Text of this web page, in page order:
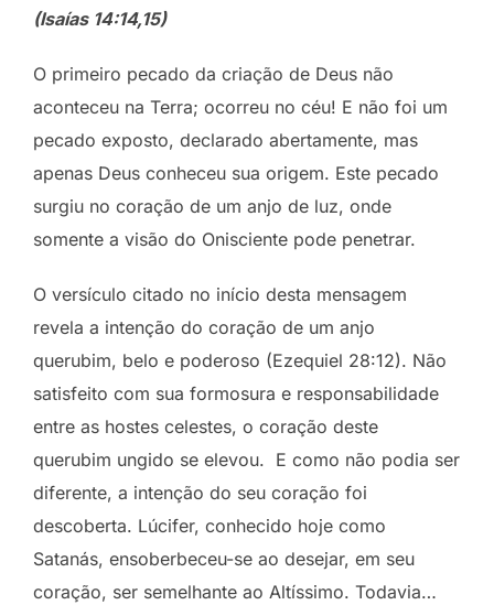
(Isaías 14:14,15)
O primeiro pecado da criação de Deus não
aconteceu na Terra; ocorreu no céu! E não foi um
pecado exposto, declarado abertamente, mas
apenas Deus conheceu sua origem. Este pecado
surgiu no coração de um anjo de luz, onde
somente a visão do Onisciente pode penetrar.
O versículo citado no início desta mensagem
revela a intenção do coração de um anjo
querubim, belo e poderoso (Ezequiel 28:12). Não
satisfeito com sua formosura e responsabilidade
entre as hostes celestes, o coração deste
querubim ungido se elevou. E como não podia ser
diferente, a intenção do seu coração foi
descoberta. Lúcifer, conhecido hoje como
Satanás, ensoberbeceu-se ao desejar, em seu
coração, ser semelhante ao Altíssimo. Todavia…